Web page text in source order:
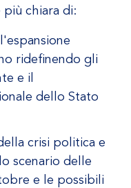
chiara di:
ridefinendo gli
e il
dello Stato
crisi politica e
scenario delle
e le possibili